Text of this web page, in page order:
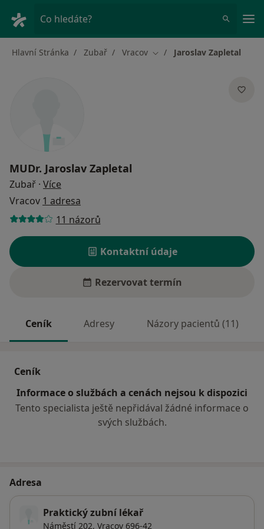
Co hledáte?
Hlavní Stránka Zubař Vracov Změna města
Jaroslav Zapletal
MUDr. Jaroslav Zapletal
Zubař · Více
Vracov 1 adresa
11 názorů
Kontaktní údaje
Rezervovat termín
Ceník Adresy Názory pacientů (11)
Ceník
Informace o službách a cenách nejsou k dispozici
Tento specialista ještě nepřidával žádné informace o
svých službách.
Adresa
Praktický zubní lékař
Náměstí 202, Vracov 696-42